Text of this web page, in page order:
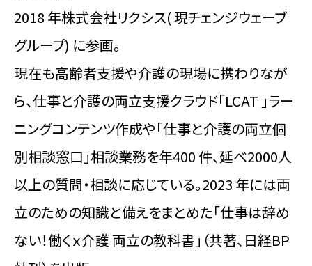
2018 年株式会社リクシス( 現チェンジウェーブ
グループ) に参画。
現在も高齢者支援や介護の現場に携わりなが
ら、仕事と介護の両立支援クラウド「LCAT 」ラー
ニングコンテンツ作成や「仕事と介護の両立個
別相談窓口」相談業務を年400 件、延べ2000人
以上の質問・相談に応じている。2023 年には両
立のための知識と備えをまとめた「仕事は辞め
ない！働くｘ介護 両立の教科書」（共著、日経BP